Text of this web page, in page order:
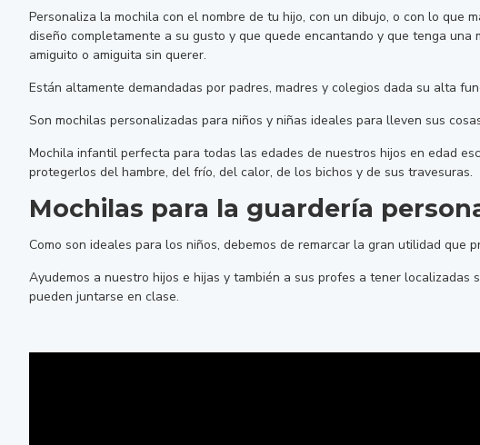
Personaliza la mochila con el nombre de tu hijo, con un dibujo, o con lo que
diseño completamente a su gusto y que quede encantando y que tenga
amiguito o amiguita sin querer.
Están altamente demandadas por padres, madres y colegios dada su alta
Son mochilas personalizadas para niños y niñas ideales para lleven sus
Mochila infantil perfecta para todas las edades de nuestros hijos en edad
protegerlos del hambre, del frío, del calor, de los bichos y de sus travesuras.
Mochilas para la guardería
Como son ideales para los niños, debemos de remarcar la gran utilidad
Ayudemos a nuestro hijos e hijas y también a sus profes a tener
pueden juntarse en clase.